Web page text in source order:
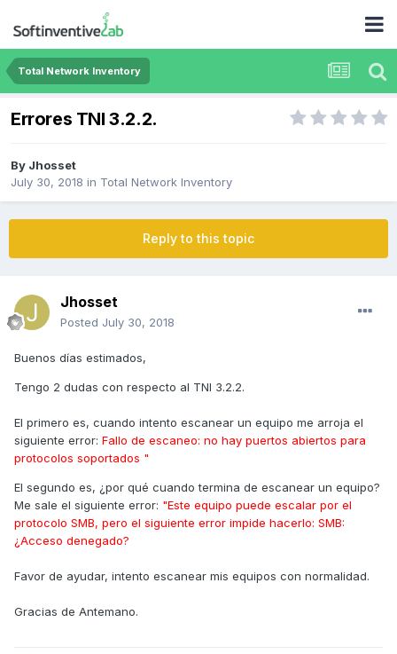
Total Network Inventory
Errores TNI 3.2.2.
By Jhosset
July 30, 2018 in Total Network Inventory
Reply to this topic
Jhosset
Posted July 30, 2018
Buenos días estimados,
Tengo 2 dudas con respecto al TNI 3.2.2.
El primero es, cuando intento escanear un equipo me arroja el
siguiente error: Fallo de escaneo: no hay puertos abiertos para
protocolos soportados "
El segundo es, ¿por qué cuando termina de escanear un equipo?
Me sale el siguiente error: "Este equipo puede escalar por el
protocolo SMB, pero el siguiente error impide hacerlo: SMB:
¿Acceso denegado?
Favor de ayudar, intento escanear mis equipos con normalidad.
Gracias de Antemano.